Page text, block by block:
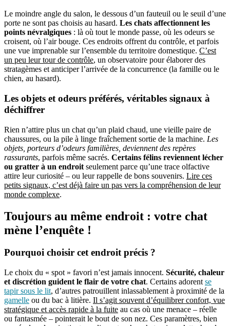
Le moindre angle du salon, le dessous d’un fauteuil ou le seuil d’une
porte ne sont pas choisis au hasard. Les chats affectionnent les
points névralgiques : là où tout le monde passe, où les odeurs se
croisent, où l’air bouge. Ces endroits offrent du contrôle, et parfois
une vue imprenable sur l’ensemble du territoire domestique. C’est
un peu leur tour de contrôle, un observatoire pour élaborer des
stratagèmes et anticiper l’arrivée de la concurrence (la famille ou le
chien, au hasard).
Les objets et odeurs préférés, véritables signaux à
déchiffrer
Rien n’attire plus un chat qu’un plaid chaud, une vieille paire de
chaussures, ou la pile à linge fraîchement sortie de la machine. Les
objets, porteurs d’odeurs familières, deviennent des repères
rassurants, parfois même sacrés. Certains félins reviennent lécher
ou gratter à un endroit seulement parce qu’une trace olfactive
attire leur curiosité – ou leur rappelle de bons souvenirs. Lire ces
petits signaux, c’est déjà faire un pas vers la compréhension de leur
monde complexe.
Toujours au même endroit : votre chat
mène l’enquête !
Pourquoi choisir cet endroit précis ?
Le choix du « spot » favori n’est jamais innocent. Sécurité, chaleur
et discrétion guident le flair de votre chat. Certains adorent se
tapir sous le lit, d’autres patrouillent inlassablement à proximité de la
gamelle ou du bac à litière. Il s’agit souvent d’équilibrer confort, vue
stratégique et accès rapide à la fuite au cas où une menace – réelle
ou fantasmée – pointerait le bout de son nez. Ces paramètres, bien